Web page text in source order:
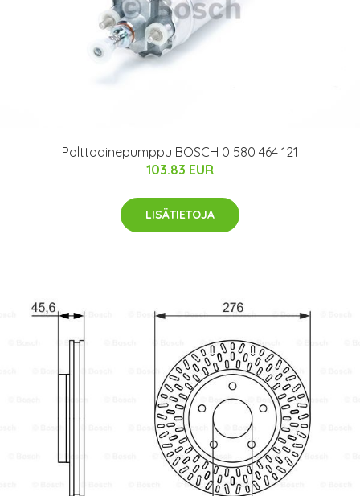
Polttoainepumppu BOSCH 0 580 464 121
103.83 EUR
LISÄTIETOJA